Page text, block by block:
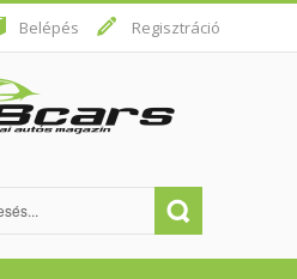
Belépés Regisztráció